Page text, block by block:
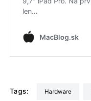
Tags: Hardware